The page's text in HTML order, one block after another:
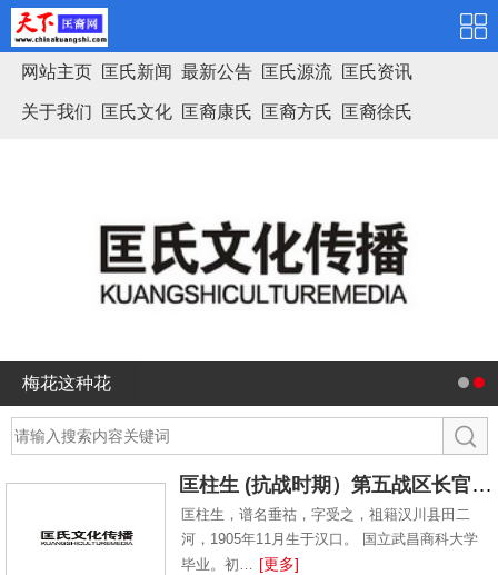
网站主页 匡氏新闻 最新公告 匡氏源流 匡氏资讯
关于我们 匡氏文化 匡裔康氏 匡裔方氏 匡裔徐氏
梅花这种花
匡柱生 (抗战时期）第五战区长官司令部少将参议
匡柱生，谱名垂祜，字受之，祖籍汉川县田二
河，1905年11月生于汉口。 国立武昌商科大学
毕业。初…
[更多]